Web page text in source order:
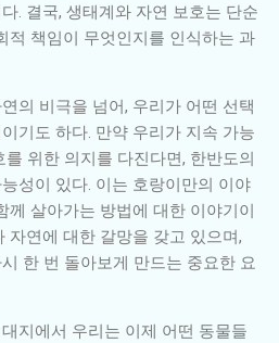
. 결국, 생태계와 자연 보호는 단순
적 책임이 무엇인지를 인식하는 과
의 비극을 넘어, 우리가 어떤 선택
기도 하다. 만약 우리가 지속 가능
위한 의지를 다진다면, 한반도의
성이 있다. 이는 호랑이만의 이야
께 살아가는 방법에 대한 이야기이
자연에 대한 갈망을 갖고 있으며,
한 번 돌아보게 만드는 중요한 요
지에서 우리는 이제 어떤 동물들